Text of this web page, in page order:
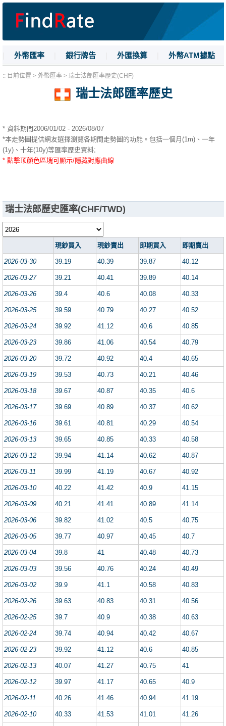
外幣匯率 銀行牌告 外匯換算 外幣ATM據點
| 名詞解釋 | 換匯技巧
:: 目前位置 > 外幣匯率 > 瑞士法郎匯率歷史(CHF)
瑞士法郎匯率歷史
* 資料期間2006/01/02 - 2026/08/07
*本走勢圖提供網友選擇瀏覽各期間走勢圖的功能。包括一個月(1m)、一年
(1y)、十年(10y)等匯率歷史資料;
* 點擊顶顏色區塊可顯示/隱藏對應曲線
瑞士法郎歷史匯率(CHF/TWD)
現鈔買入 現鈔賣出 即期買入 即期賣出
2026-03-30 39.19 40.39 39.87 40.12
2026-03-27 39.21 40.41 39.89 40.14
2026-03-26 39.4 40.6 40.08 40.33
2026-03-25 39.59 40.79 40.27 40.52
2026-03-24 39.92 41.12 40.6 40.85
2026-03-23 39.86 41.06 40.54 40.79
2026-03-20 39.72 40.92 40.4 40.65
2026-03-19 39.53 40.73 40.21 40.46
2026-03-18 39.67 40.87 40.35 40.6
2026-03-17 39.69 40.89 40.37 40.62
2026-03-16 39.61 40.81 40.29 40.54
2026-03-13 39.65 40.85 40.33 40.58
2026-03-12 39.94 41.14 40.62 40.87
2026-03-11 39.99 41.19 40.67 40.92
2026-03-10 40.22 41.42 40.9 41.15
2026-03-09 40.21 41.41 40.89 41.14
2026-03-06 39.82 41.02 40.5 40.75
2026-03-05 39.77 40.97 40.45 40.7
2026-03-04 39.8 41 40.48 40.73
2026-03-03 39.56 40.76 40.24 40.49
2026-03-02 39.9 41.1 40.58 40.83
2026-02-26 39.63 40.83 40.31 40.56
2026-02-25 39.7 40.9 40.38 40.63
2026-02-24 39.74 40.94 40.42 40.67
2026-02-23 39.92 41.12 40.6 40.85
2026-02-13 40.07 41.27 40.75 41
2026-02-12 39.97 41.17 40.65 40.9
2026-02-11 40.26 41.46 40.94 41.19
2026-02-10 40.33 41.53 41.01 41.26